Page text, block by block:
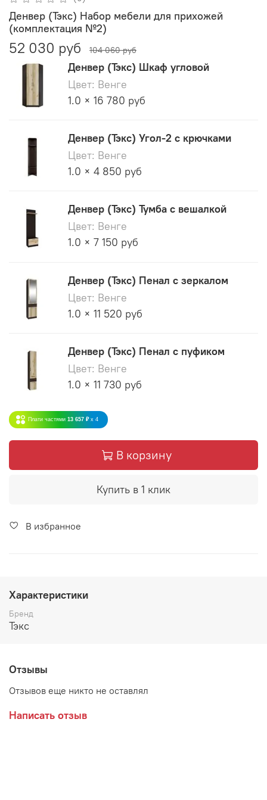
Денвер (Тэкс) Набор мебели для прихожей
(комплектация №2)
52 030 руб 104 060 руб
Денвер (Тэкс) Шкаф угловой
Цвет: Венге
1.0 × 16 780 руб
Денвер (Тэкс) Угол-2 с крючками
Цвет: Венге
1.0 × 4 850 руб
Денвер (Тэкс) Тумба с вешалкой
Цвет: Венге
1.0 × 7 150 руб
Денвер (Тэкс) Пенал с зеркалом
Цвет: Венге
1.0 × 11 520 руб
Денвер (Тэкс) Пенал с пуфиком
Цвет: Венге
1.0 × 11 730 руб
Плати частями 13 657 ₽ x 4
В корзину
Купить в 1 клик
В избранное
Характеристики
Бренд
Тэкс
Отзывы
Отзывов еще никто не оставлял
Написать отзыв